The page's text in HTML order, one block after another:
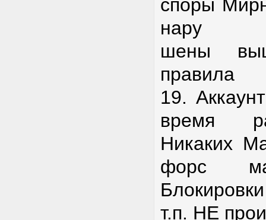
споры
нару
шены
правила
19.
время
Никаких
форс
т.п. НЕ